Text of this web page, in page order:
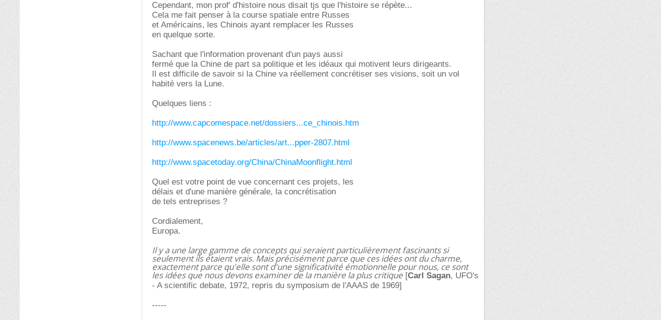
Cependant, mon prof' d'histoire nous disait tjs que l'histoire se répète...
Cela me fait penser à la course spatiale entre Russes
et Américains, les Chinois ayant remplacer les Russes
en quelque sorte.
Sachant que l'information provenant d'un pays aussi
fermé que la Chine de part sa politique et les idéaux qui motivent leurs dirigeants.
Il est difficile de savoir si la Chine va réellement concrétiser ses visions, soit un vol
habité vers la Lune.
Quelques liens :
http://www.capcomespace.net/dossiers...ce_chinois.htm
http://www.spacenews.be/articles/art...pper-2807.html
http://www.spacetoday.org/China/ChinaMoonflight.html
Quel est votre point de vue concernant ces projets, les
délais et d'une manière générale, la concrétisation
de tels entreprises ?
Cordialement,
Europa.
Il y a une large gamme de concepts qui seraient particulièrement fascinants si
seulement ils étaient vrais. Mais précisément parce que ces idées ont du charme,
exactement parce qu'elle sont d'une significativité émotionnelle pour nous, ce sont
les idées que nous devons examiner de la manière la plus critique [Carl Sagan, UFO's
- A scientific debate, 1972, repris du symposium de l'AAAS de 1969]
-----